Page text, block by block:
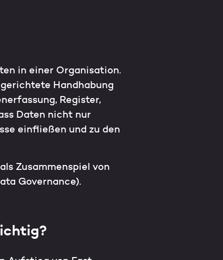
in einer Organisation.
Handhabung
Register,
Daten nicht nur
einfließen und zu den
Zusammenspiel von
Governance).